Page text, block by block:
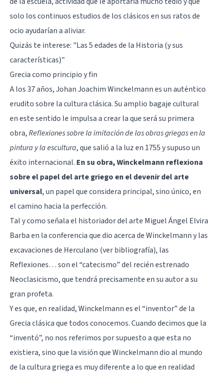
solo los continuos estudios de los clásicos en sus ratos de
ocio ayudarían a aliviar.
Quizás te interese: "Las 5 edades de la Historia (y sus
características)"
Grecia como principio y fin
A los 37 años, Johan Joachim Winckelmann es un auténtico
erudito sobre la cultura clásica. Su amplio bagaje cultural
en este sentido le impulsa a crear la que será su primera
obra,Reflexiones sobre la imitación de las obras griegas en la
pintura y la escultura, que salió a la luz en 1755 y supuso un
éxito internacional. En su obra, Winckelmann reflexiona
sobre el papel del arte griego en el devenir del arte
universal, un papel que considera principal, sino único, en
el camino hacia la perfección.
Tal y como señala el historiador del arte Miguel Ángel Elvira
Barba en la conferencia que dio acerca de Winckelmann y las
excavaciones de Herculano (ver bibliografía), las
Reflexiones… son el “catecismo” del recién estrenado
Neoclasicismo, que tendrá precisamente en su autor a su
gran profeta.
Y es que, en realidad, Winckelmann es el “inventor” de la
Grecia clásica que todos conocemos. Cuando decimos que la
“inventó”, no nos referimos por supuesto a que esta no
existiera, sino que la visión que Winckelmann dio al mundo
de la cultura griega es muy diferente a lo que en realidad